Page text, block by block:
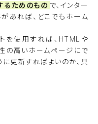
るためのもの で、インター
あれば、どこでもホーム
を使用すれば、HTMLや
の高いホームページにで
に更新すればよいのか、具